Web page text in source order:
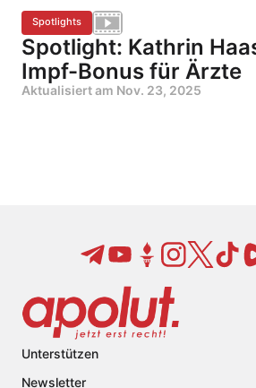
Spotlights
Spotlight: Kathrin
Impf-Bonus für Ärzte
Aktualisiert am Nov. 23, 2025
Unterstützen
Newsletter